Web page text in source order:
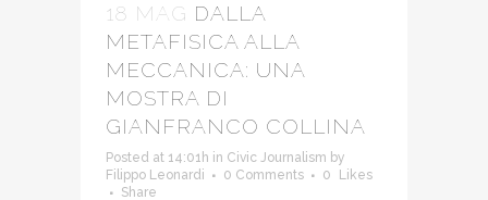
18 MAG DALLA
METAFISICA ALLA
MECCANICA: UNA
MOSTRA DI
GIANFRANCO COLLINA
Posted at 14:01h in Civic Journalism by
Filippo Leonardi
0 Comments 0
Likes
Share